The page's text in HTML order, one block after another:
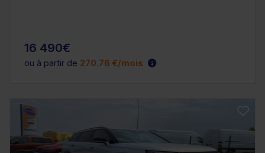
16 490€
ou à partir de 270.76 €/mois